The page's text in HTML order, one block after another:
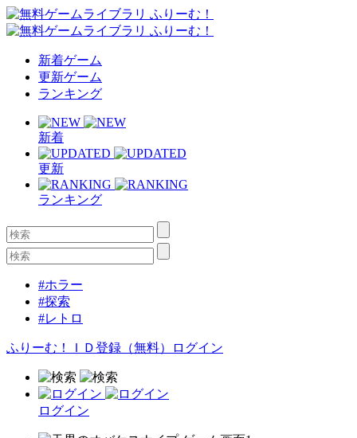
新着ゲーム
更新ゲーム
ランキング
新着
更新
ランキング
#ホラー
#探索
#レトロ
ふりーむ！ＩＤ登録（無料） ログイン
ログイン